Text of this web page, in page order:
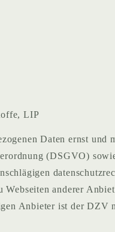
LIP
Daten ernst und
(DSGVO)
anderer
Anbieter ist der DZV